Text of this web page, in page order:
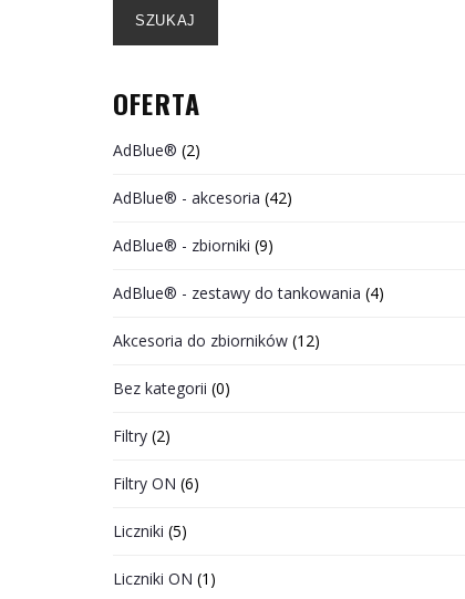
SZUKAJ
OFERTA
AdBlue® (2)
AdBlue® - akcesoria (42)
AdBlue® - zbiorniki (9)
AdBlue® - zestawy do tankowania (4)
Akcesoria do zbiorników (12)
Bez kategorii (0)
Filtry (2)
Filtry ON (6)
Liczniki (5)
Liczniki ON (1)